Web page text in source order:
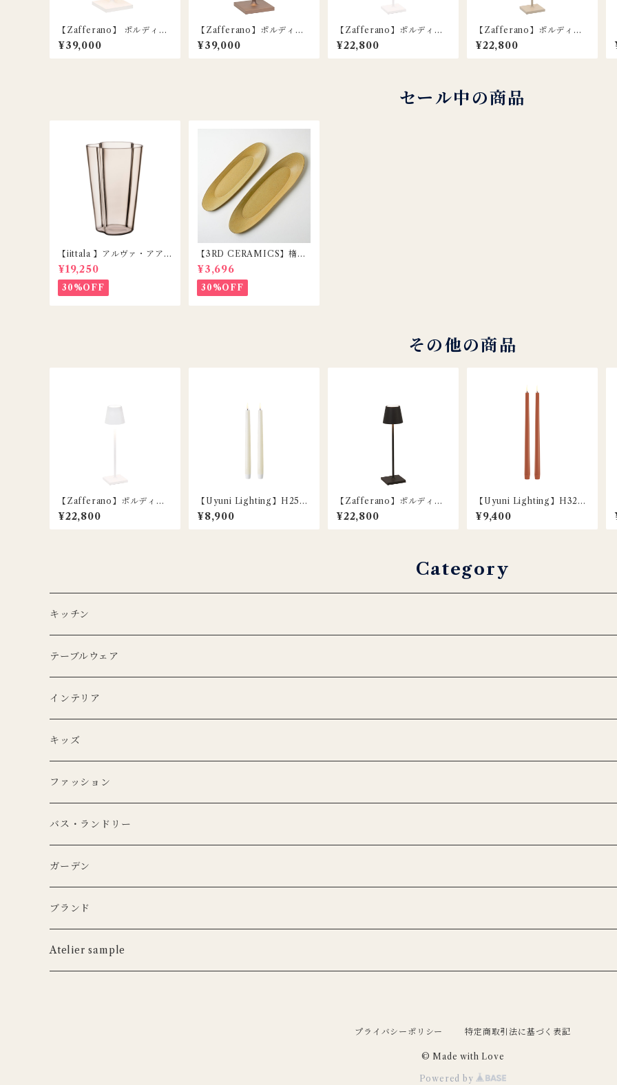
【Zafferano】 ポルディー
ナ クラシック テーブルラン
プ / ホワイト / Poldina Cla
¥39,000
【Zafferano】ポルディー
ナ クラシック テーブルラン
プ / ブロンズ / Poldina Cla
¥39,000
【Zafferano】ポルディー
ナ マイクロ ポータブルラン
プ / ホワイト
¥22,800
【Zafferano】ポルディー
ナ マイクロ ポータブルラン
プ / ベージュ
¥22,800
セール中の商品
【iittala 】アルヴァ・アア
ルトコレクション ベース22
0mm リネン
¥19,250
30%OFF
【3RD CERAMICS】楕円
皿 / DAENZARA / YELLO
W / M
¥3,696
30%OFF
その他の商品
【Zafferano】ポルディー
ナ マイクロ ポータブルラン
プ / ホワイト
¥22,800
【Uyuni Lighting】H25c
m / LEDクラシックテーパ
ーキャンドル / アイボリー /
¥8,900
【Zafferano】ポルディー
ナ マイクロ ポータブルラン
プ / ブラック
¥22,800
【Uyuni Lighting】H32c
m / LEDスリムテーパーキ
ャンドル / テラコッタ / 2本
¥9,400
Category
キッチン
エプロン
Lino e Lina
BERTOZZI
キッチンクロス
Lino e Lina
BERTOZZI
テーブルウェア
プレート
CARRON
3RD CERAMICS
ボウル
CARRON
KANEKO KOHYO POTTERY
マグカップ
CARRON
3RD CERAMICS
グラス
KIMOTO GLASS TOKYO
LSA
カトラリー
Cutipol
ナプキンリング
WILDLIFE GARDEN
ウッドボード
インテリア
ポータブルランプ
マイクロシリーズ
クラシックシリーズ
LEDキャンドル
LEDキャンドル
Uyuni Lithing
キャンドルホルダー
LSA
DEKO candle
アニマルフック
オブジェ
フラワーベース
キッズ
ぬいぐるみ
ピロー
ファッション
トートバッグ
CARRON
サスペンダー
BERTELLES
ポーチ
tronco
バス・ランドリー
タオル
ガーデン
ブランド
Blabla Kids
Atelier sample
プライバシーポリシー 特定商取引法に基づく表記
© Made with Love
Powered by